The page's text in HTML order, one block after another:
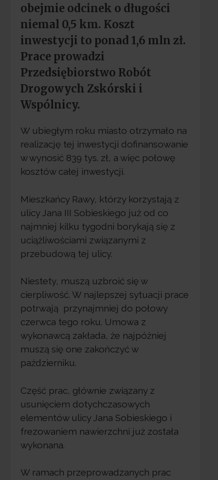
obejmie odcinek o długości
niemal 0,5 km. Koszt
inwestycji to ponad 1,6 mln zł.
Prace prowadzi
Przedsiębiorstwo Robót
Drogowych Zskórski i
Wspólnicy.
W ubiegłym roku miasto otrzymało na
realizację tej inwestycji dofinansowanie
w wynosić 839 tys. zł, a więc połowę
kosztów całej inwestycji.
Mieszkańcy Rawy, którzy korzystają z
ulicy Jana III Sobieskiego już od co
najmniej kilku tygodni borykają się z
uciążliwościami związanymi z
przebudową tej ulicy.
Niestety, muszą uzbroić się w
cierpliwość. W najlepszej sytuacji prace
potrwają przynajmniej do połowy
czerwca tego roku. Umowa z
wykonawcą zakłada, że najpóźniej
muszą się one zakończyć w
październiku.
Część prac, głównie związany z
usunięciem dotychczasowych
elementów ulicy Jana Sobieskiego i
frezowaniem nawierzchni już została
wykonana.
W ramach przeprowadzanych prac